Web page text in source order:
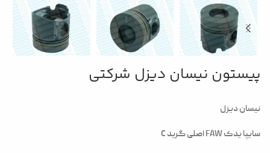
پیستون نیسان دیزل شرکتی
نیسان دیزل
سایپا یدک FAW اصلی گرید C